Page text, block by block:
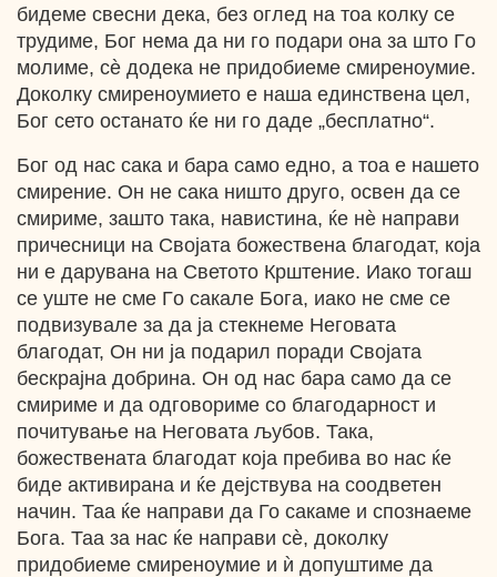
бидеме свесни дека, без оглед на тоа колку се
трудиме, Бог нема да ни го подари она за што Гo
молиме, сѐ додека не придобиеме смиреноумие.
Доколку смиреноумието е наша единствена цел,
Бог сето останато ќе ни го даде „бесплатно“.
Бог од нас сака и бара само едно, а тоа е нашето
смирение. Он не сака ништо друго, освен да се
смириме, зашто така, навистина, ќе нѐ направи
причесници на Својата божествена благодат, која
ни е дарувана на Светото Крштение. Иако тогаш
се уште не сме Гo сакале Бога, иако не сме се
подвизувале за да ја стекнеме Неговата
благодат, Он ни ја подарил поради Својата
бескрајна добрина. Он од нас бара само да се
смириме и да одговориме со благодарност и
почитување на Неговата љубов. Така,
божествената благодат која пребива во нас ќе
биде активирана и ќе дејствува на соодветен
начин. Таа ќе направи да Го сакаме и спознаеме
Бога. Таа за нас ќе направи cѐ, доколку
придобиеме смиреноумие и ѝ допуштиме да